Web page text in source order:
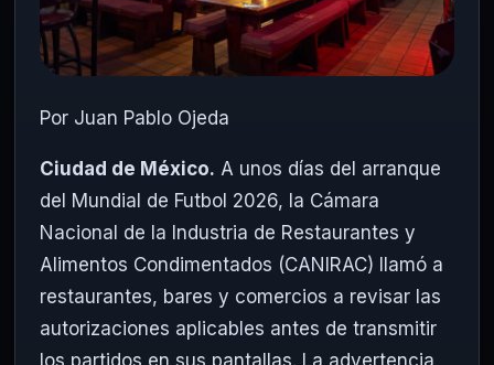
Por Juan Pablo Ojeda
Ciudad de México. A unos días del arranque
del Mundial de Futbol 2026, la Cámara
Nacional de la Industria de Restaurantes y
Alimentos Condimentados (CANIRAC) llamó a
restaurantes, bares y comercios a revisar las
autorizaciones aplicables antes de transmitir